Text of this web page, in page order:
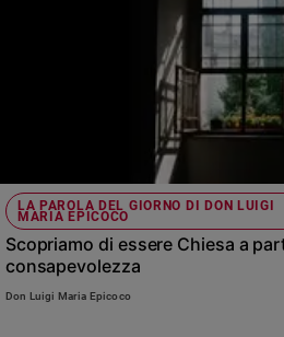
LA PAROLA DEL GIORNO DI DON LUIGI
MARIA EPICOCO
Scopriamo di essere Chiesa a
consapevolezza
Don Luigi Maria Epicoco